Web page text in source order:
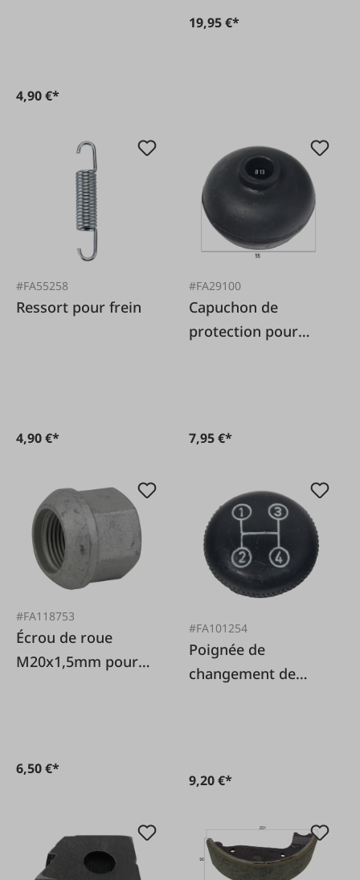
4,90 €*
19,95 €*
#FA55258
Ressort pour frein
4,90 €*
#FA29100
Capuchon de
protection pour
7,95 €*
#FA118753
Écrou de roue
M20x1,5mm pour
6,50 €*
#FA101254
Poignée de
changement de
9,20 €*